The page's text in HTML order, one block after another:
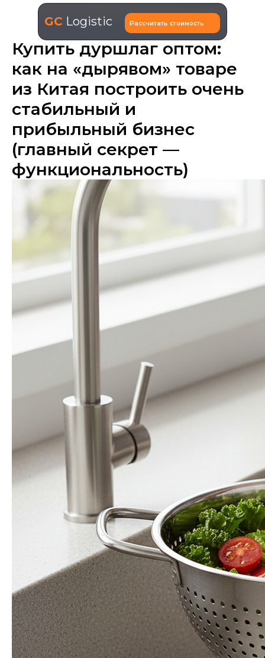
GC Logistic Рассчитать стоимость
Купить дуршлаг оптом:
как на «дырявом» товаре
из Китая построить очень
стабильный и
прибыльный бизнес
(главный секрет —
функциональность)